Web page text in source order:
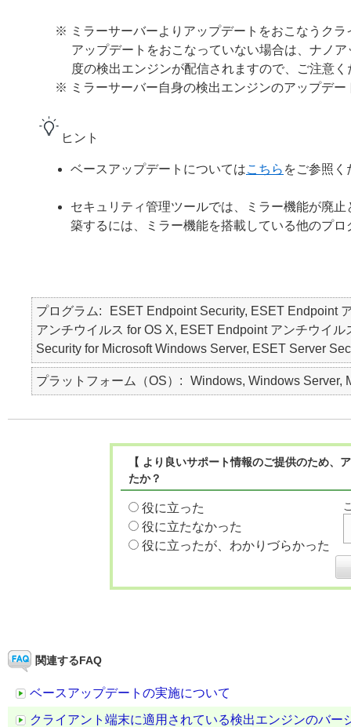
※ ミラーサーバーよりアップデートをおこなうク
アップデートをおこなっていない場合は、ナノ
度の検出エンジンが配信されますので、ご注意く
※ ミラーサーバー自身の検出エンジンのアップデ
ヒント
ベースアップデートについてはこちら をご参照く
セキュリティ管理ツールでは、ミラー機能が廃
築するには、ミラー機能を搭載している他のプ
プログラム
ESET Endpoint Security, ESET Endpoint
アンチウイルス for OS X, ESET Endpoint アンチウイ
Security for Microsoft Windows Server, ESET Server
プラットフォーム（OS） Windows, Windows Server,
【 より良いサポート情報のご提供のため
たか？
役に立った
役に立たなかった
役に立ったが、わかりづらかった
関連するFAQ
ベースアップデートの実施について
クライアント端末に適用されている検出エンジンのバ